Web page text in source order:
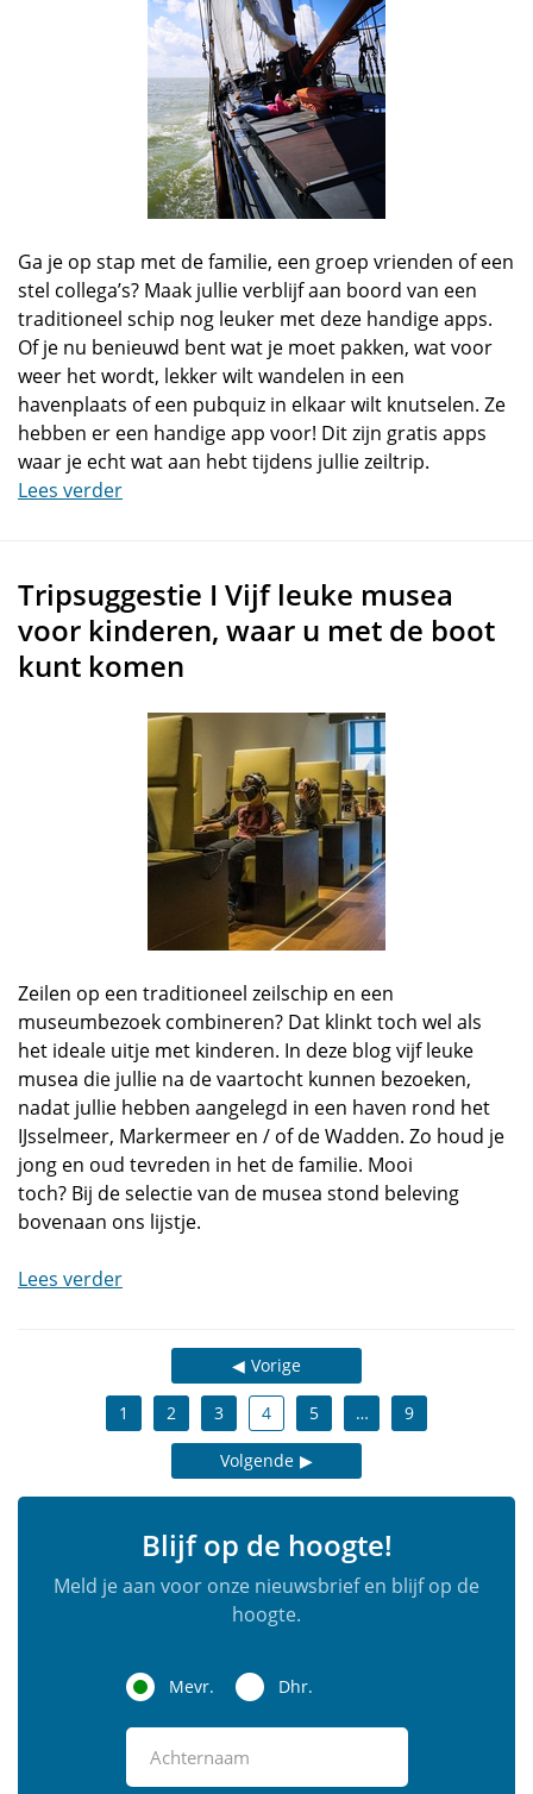
Ga je op stap met de familie, een groep vrienden of een
stel collega’s? Maak jullie verblijf aan boord van een
traditioneel schip nog leuker met deze handige apps.
Of je nu benieuwd bent wat je moet pakken, wat voor
weer het wordt, lekker wilt wandelen in een
havenplaats of een pubquiz in elkaar wilt knutselen. Ze
hebben er een handige app voor! Dit zijn gratis apps
waar je echt wat aan hebt tijdens jullie zeiltrip.
Lees verder
Tripsuggestie I Vijf leuke musea
voor kinderen, waar u met de boot
kunt komen
Zeilen op een traditioneel zeilschip en een
museumbezoek combineren? Dat klinkt toch wel als
het ideale uitje met kinderen. In deze blog vijf leuke
musea die jullie na de vaartocht kunnen bezoeken,
nadat jullie hebben aangelegd in een haven rond het
IJsselmeer, Markermeer en / of de Wadden. Zo houd je
jong en oud tevreden in het de familie. Mooi
toch? Bij de selectie van de musea stond beleving
bovenaan ons lijstje.
Lees verder
Vorige
1 2 3 4 5 … 9
Volgende
Blijf op de hoogte!
Meld je aan voor onze nieuwsbrief en blijf op de
hoogte.
Mevr. Dhr.